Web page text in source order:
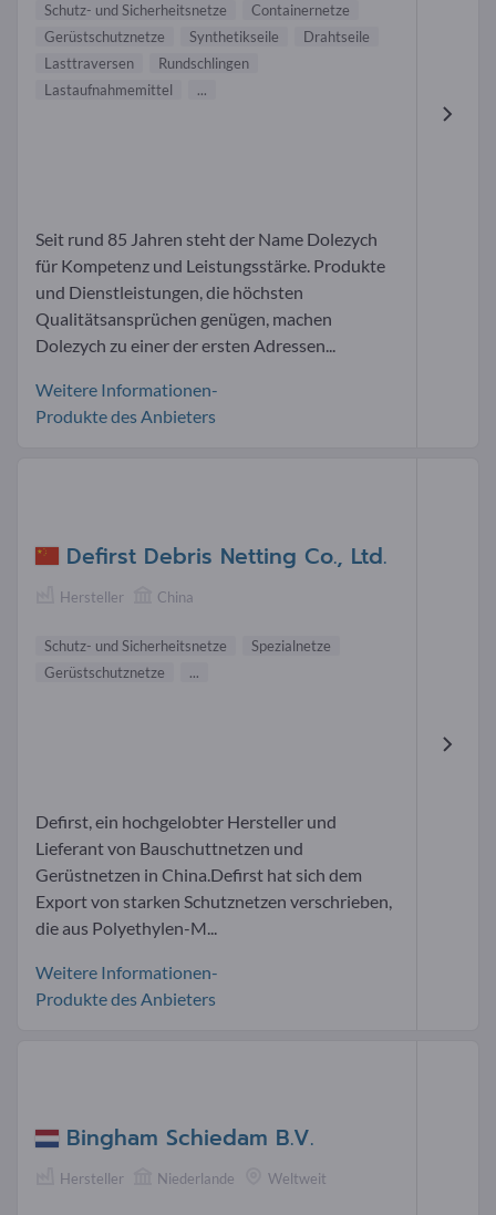
Schutz- und Sicherheitsnetze
Containernetze
Gerüstschutznetze
Synthetikseile
Drahtseile
Lasttraversen
Rundschlingen
Lastaufnahmemittel
...
Seit rund 85 Jahren steht der Name Dolezych
für Kompetenz und Leistungsstärke. Produkte
und Dienstleistungen, die höchsten
Qualitätsansprüchen genügen, machen
Dolezych zu einer der ersten Adressen...
Weitere Informationen-
Produkte des Anbieters
Defirst Debris Netting Co., Ltd.
Hersteller China
Schutz- und Sicherheitsnetze
Spezialnetze
Gerüstschutznetze
...
Defirst, ein hochgelobter Hersteller und
Lieferant von Bauschuttnetzen und
Gerüstnetzen in China.Defirst hat sich dem
Export von starken Schutznetzen verschrieben,
die aus Polyethylen-M...
Weitere Informationen-
Produkte des Anbieters
Bingham Schiedam B.V.
Hersteller Niederlande Weltweit